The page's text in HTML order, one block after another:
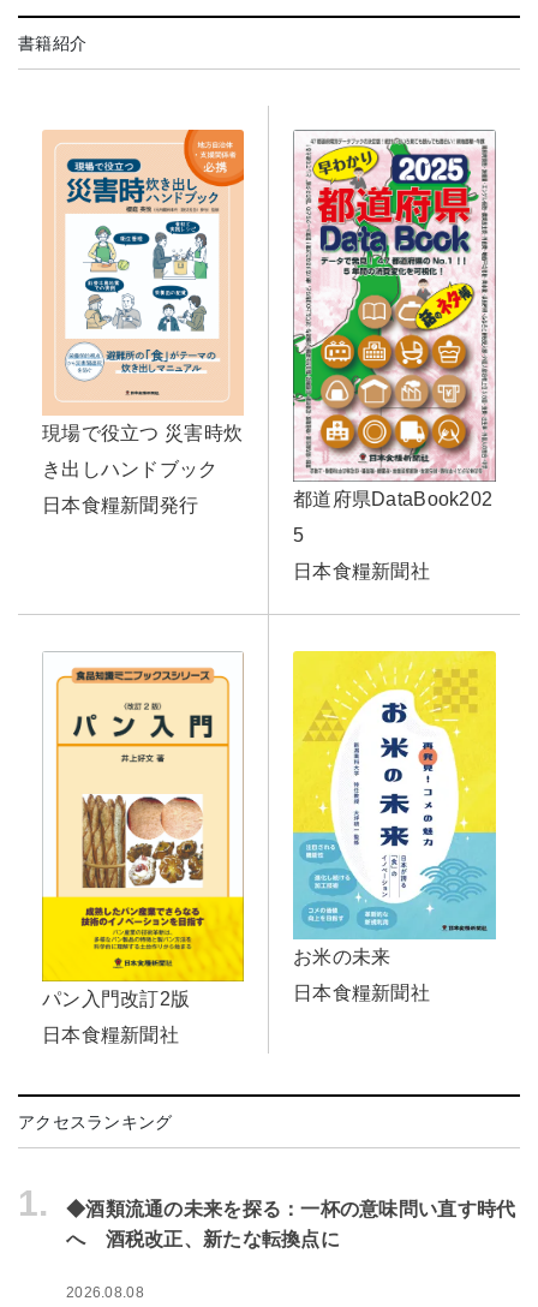
書籍紹介
現場で役立つ 災害時炊
き出しハンドブック
日本食糧新聞発行
都道府県DataBook202
5
日本食糧新聞社
パン入門改訂2版
日本食糧新聞社
お米の未来
日本食糧新聞社
アクセスランキング
1.
◆酒類流通の未来を探る：一杯の意味問い直す時代
へ 酒税改正、新たな転換点に
2026.08.08